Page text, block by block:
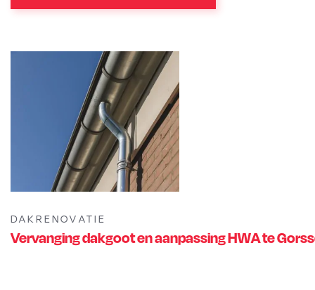
DAKRENOVATIE
Vervanging dakgoot en aanpassing HWA te